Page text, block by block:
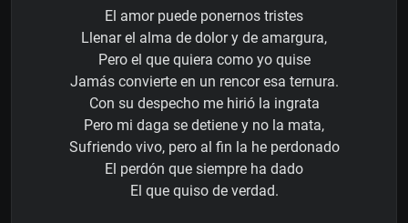
El amor puede ponernos tristes
Llenar el alma de dolor y de amargura,
Pero el que quiera como yo quise
Jamás convierte en un rencor esa ternura.
Con su despecho me hirió la ingrata
Pero mi daga se detiene y no la mata,
Sufriendo vivo, pero al fin la he perdonado
El perdón que siempre ha dado
El que quiso de verdad.